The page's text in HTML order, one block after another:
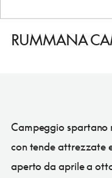
RUMMANA
Campeggio spartano
con tende attrezzate
aperto da aprile a